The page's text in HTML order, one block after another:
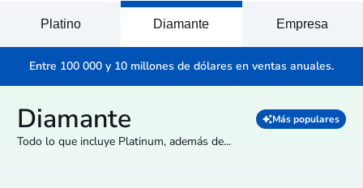
Platino Diamante Empresa
Entre 100 000 y 10 millones de dólares en ventas anuales.
Diamante Más populares
Todo lo que incluye Platinum, además de...